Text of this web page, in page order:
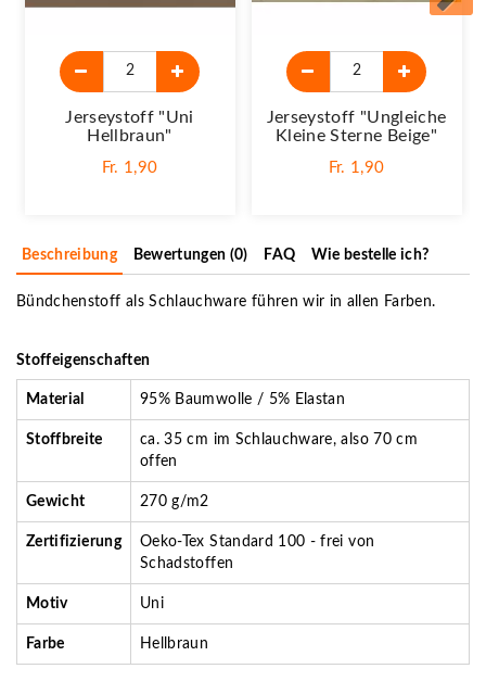
Jerseystoff "Uni
Hellbraun"
Fr. 1,90
Jerseystoff "Ungleiche
Kleine Sterne Beige"
Fr. 1,90
Beschreibung Bewertungen (0) FAQ Wie bestelle ich?
Bündchenstoff als Schlauchware führen wir in allen Farben.
Stoffeigenschaften
Material 95% Baumwolle / 5% Elastan
Stoffbreite
ca. 35 cm im Schlauchware, also 70 cm
offen
Gewicht 270 g/m2
Zertifizierung
Oeko-Tex Standard 100 - frei von
Schadstoffen
Motiv Uni
Farbe Hellbraun